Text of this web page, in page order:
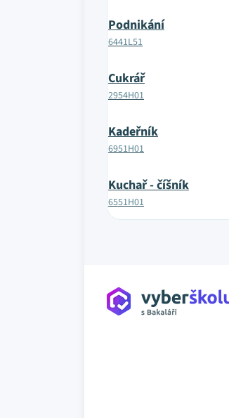
Podnikání
6441L51
Cukrář
2954H01
Kadeřník
6951H01
Kuchař - číšník
6551H01